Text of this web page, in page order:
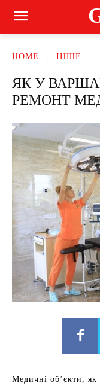
HOME ІНШЕ
ЯК У
РЕМОНТ
Медичні об’єкти, як